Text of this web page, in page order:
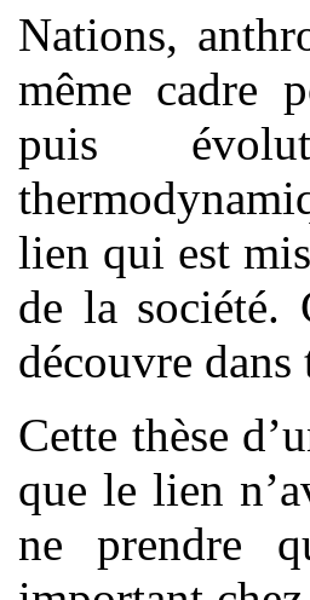
Nations,
même cadre
puis
lien qui est
de la société.
découvre
Cette thèse
que le lien
ne prendre